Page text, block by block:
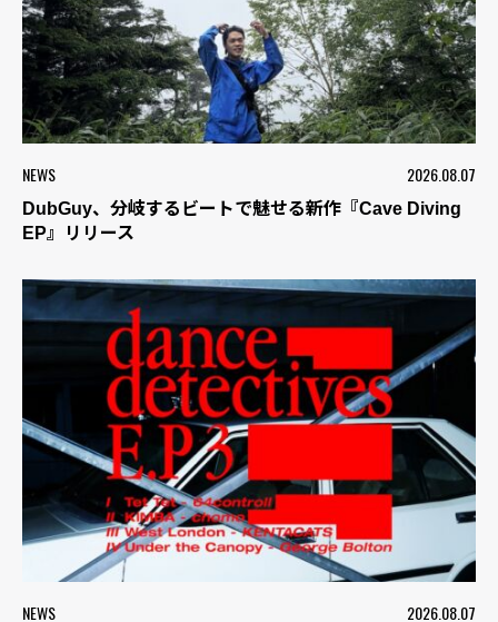
NEWS 2026.08.07
DubGuy、分岐するビートで魅せる新作『Cave Diving
EP』リリース
NEWS 2026.08.07